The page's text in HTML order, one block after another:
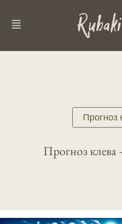
Прогноз
Прогноз